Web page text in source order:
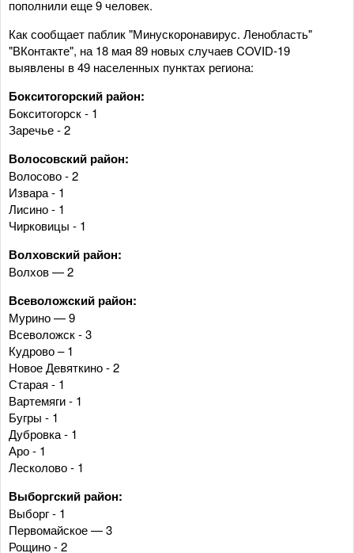
пополнили еще 9 человек.
Как сообщает паблик "Минускоронавирус. Ленобласть"
"ВКонтакте", на 18 мая 89 новых случаев COVID-19
выявлены в 49 населенных пунктах региона:
Бокситогорский район:
Бокситогорск - 1
Заречье - 2
Волосовский район:
Волосово - 2
Извара - 1
Лисино - 1
Чирковицы - 1
Волховский район:
Волхов — 2
Всеволожский район:
Мурино — 9
Всеволожск - 3
Кудрово – 1
Новое Девяткино - 2
Старая - 1
Вартемяги - 1
Бугры - 1
Дубровка - 1
Аро - 1
Лесколово - 1
Выборгский район:
Выборг - 1
Первомайское — 3
Рощино - 2